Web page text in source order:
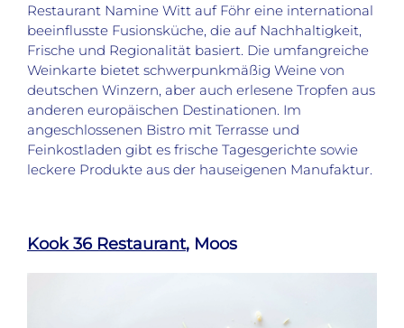
Restaurant Namine Witt auf Föhr eine international
beeinflusste Fusionsküche, die auf Nachhaltigkeit,
Frische und Regionalität basiert. Die umfangreiche
Weinkarte bietet schwerpunkmäßig Weine von
deutschen Winzern, aber auch erlesene Tropfen aus
anderen europäischen Destinationen. Im
angeschlossenen Bistro mit Terrasse und
Feinkostladen gibt es frische Tagesgerichte sowie
leckere Produkte aus der hauseigenen Manufaktur.
Kook 36 Restaurant, Moos